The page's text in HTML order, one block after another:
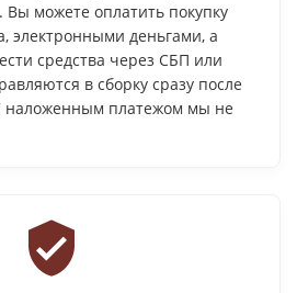
можете оплатить покупку
электронными деньгами, а
средства через СБП или
в сборку сразу после
наложенным платежом мы не